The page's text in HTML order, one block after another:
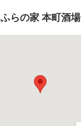
ふらの家 本町酒場